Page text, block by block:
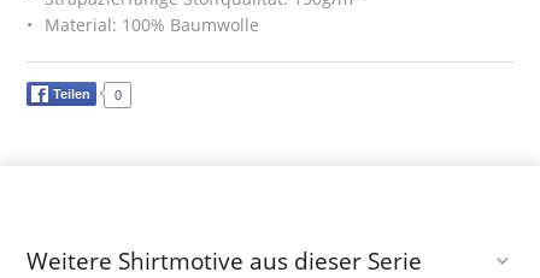
Material: 100% Baumwolle
Teilen 0
Weitere Shirtmotive aus dieser Serie